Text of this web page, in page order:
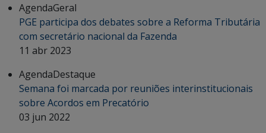
AgendaGeral
PGE participa dos debates sobre a Reforma Tributária
com secretário nacional da Fazenda
11 abr 2023
AgendaDestaque
Semana foi marcada por reuniões interinstitucionais
sobre Acordos em Precatório
03 jun 2022